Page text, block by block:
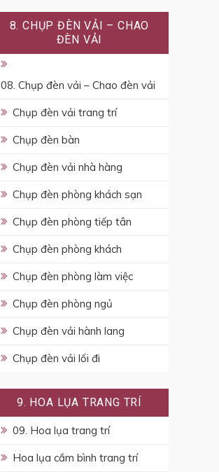
8. CHỤP ĐÈN VẢI – CHAO
ĐÈN VẢI
08. Chụp đèn vải – Chao đèn vải
Chụp đèn vải trang trí
Chụp đèn bàn
Chụp đèn vải nhà hàng
Chụp đèn phòng khách sạn
Chụp đèn phòng tiếp tân
Chụp đèn phòng khách
Chụp đèn phòng làm việc
Chụp đèn phòng ngủ
Chụp đèn vải hành lang
Chụp đèn vải lối đi
9. HOA LỤA TRANG TRÍ
09. Hoa lụa trang trí
Hoa lụa cắm bình trang trí